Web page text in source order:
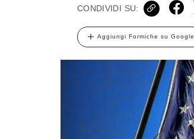
CONDIVIDI SU:
Aggiungi Formiche su Google